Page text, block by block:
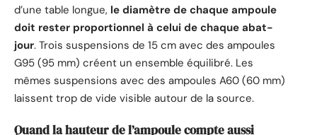
d’une table longue, le diamètre de chaque ampoule
doit rester proportionnel à celui de chaque abat-
jour. Trois suspensions de 15 cm avec des ampoules
G95 (95 mm) créent un ensemble équilibré. Les
mêmes suspensions avec des ampoules A60 (60 mm)
laissent trop de vide visible autour de la source.
Quand la hauteur de l’ampoule compte aussi